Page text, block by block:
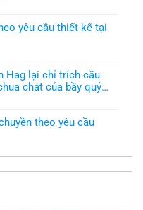
yêu cầu thiết kế tại
Hag lại chỉ trích cầu
chát của bầy quỷ
theo yêu cầu